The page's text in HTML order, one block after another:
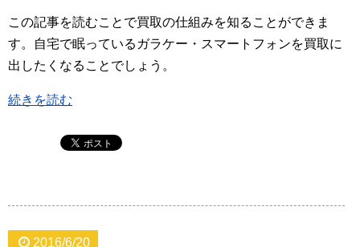
この記事を読むことで買取の仕組みを知ることができま
す。自宅で眠っているガラケー・スマートフォンを買取に
出したくなることでしょう。
続きを読む
2016/6/20